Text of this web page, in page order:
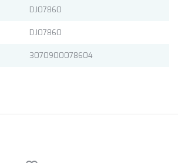
DJ07860
DJ07860
3070900078604